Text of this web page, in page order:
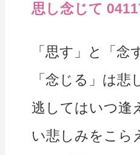
思し念じて
「思す」と「念
「念じる」は悲
逃してはいつ逢
い悲しみをこら